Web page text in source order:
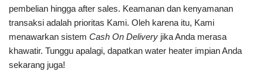
pembelian hingga after sales. Keamanan dan kenyamanan
transaksi adalah prioritas Kami. Oleh karena itu, Kami
menawarkan sistem Cash On Delivery jika Anda merasa
khawatir. Tunggu apalagi, dapatkan water heater impian Anda
sekarang juga!